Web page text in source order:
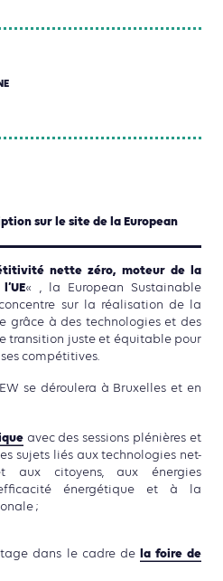
sur le site de la European
nette zéro, moteur de la
« , la European Sustainable
concentre sur la réalisation de la
grâce à des technologies et des
transition juste et équitable pour
compétitives.
se déroulera à Bruxelles et en
avec des sessions plénières et
sujets liés aux technologies net-
aux citoyens, aux énergies
énergétique et à la
;
dans le cadre de la foire de